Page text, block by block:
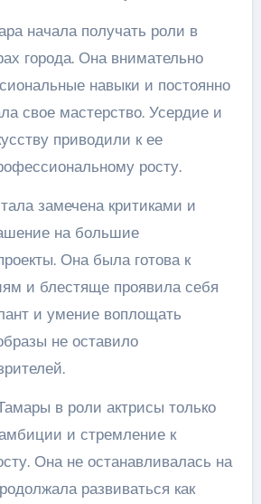
начала получать роли в
города. Она внимательно
навыки и постоянно
свое мастерство. Усердие и
приводили к ее
росту.
замечена критиками и
на большие
Она была готова к
и блестяще проявила себя
и умение воплощать
не оставило
в роли актрисы только
и стремление к
Она не останавливалась на
развиваться как